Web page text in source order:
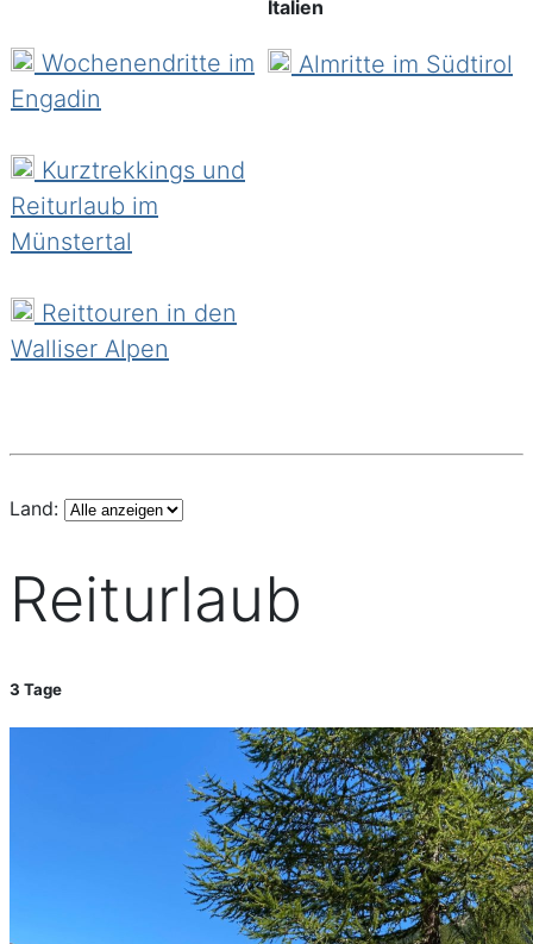
Wochenendritte im
Engadin
Kurztrekkings und
Reiturlaub im
Münstertal
Reittouren in den
Walliser Alpen
Italien
Almritte im Südtirol
Land:
Reiturlaub
3 Tage